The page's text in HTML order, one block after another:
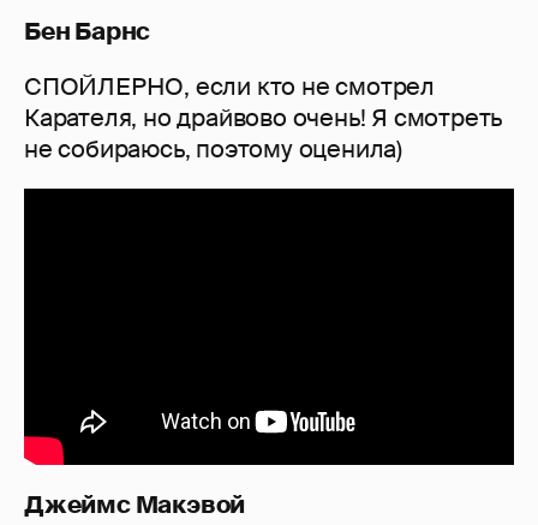
Бен Барнс
СПОЙЛЕРНО, если кто не смотрел
Карателя, но драйвово очень! Я смотреть
не собираюсь, поэтому оценила)
Джеймс Макэвой